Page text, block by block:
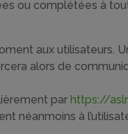
ou complétées à
aux utilisateurs.
alors de
parhttps://
néanmoins à